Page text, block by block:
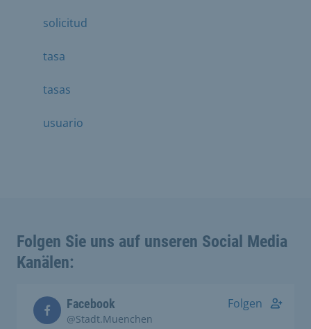
solicitud
tasa
tasas
usuario
Folgen Sie uns auf unseren Social Media
Kanälen:
Facebook
@Stadt.Muenchen
Folgen